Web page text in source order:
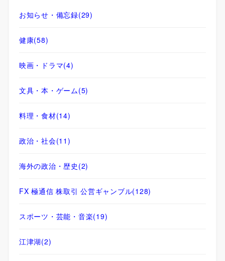
お知らせ・備忘録(29)
健康(58)
映画・ドラマ(4)
文具・本・ゲーム(5)
料理・食材(14)
政治・社会(11)
海外の政治・歴史 (2)
FX 極通信 株取引 公営ギャンブル(128)
スポーツ・芸能・音楽(19)
江津湖(2)